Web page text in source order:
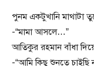
পুনম একটুখানি মাথাটা
-“মামা আসলে…”
আতিকুর রহমান বাঁধা
-“আমি কিছু শুনতে